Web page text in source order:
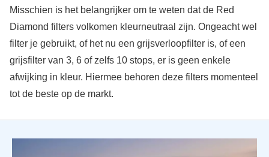
Misschien is het belangrijker om te weten dat de Red
Diamond filters volkomen kleurneutraal zijn. Ongeacht wel
filter je gebruikt, of het nu een grijsverloopfilter is, of een
grijsfilter van 3, 6 of zelfs 10 stops, er is geen enkele
afwijking in kleur. Hiermee behoren deze filters momenteel
tot de beste op de markt.